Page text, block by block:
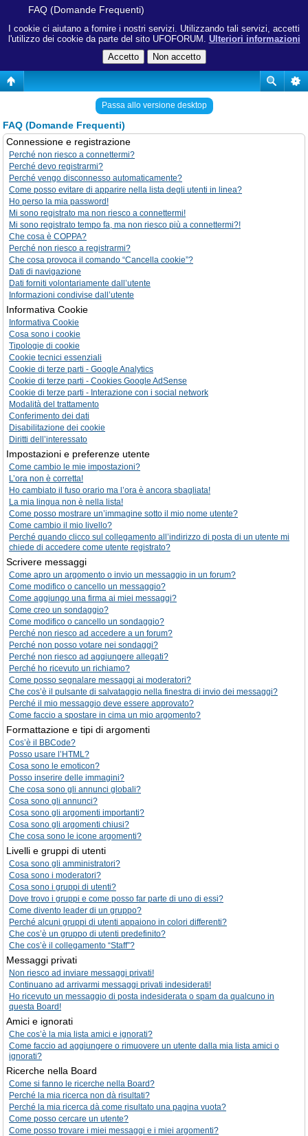
I cookie ci aiutano a fornire i nostri servizi. Utilizzando tali servizi, accetti
l'utilizzo dei cookie da parte del sito UFOFORUM. Ulteriori informazioni
FAQ (Domande Frequenti)
Passa allo versione desktop
FAQ (Domande Frequenti)
Connessione e registrazione
Perché non riesco a connettermi?
Perché devo registrarmi?
Perché vengo disconnesso automaticamente?
Come posso evitare di apparire nella lista degli utenti in linea?
Ho perso la mia password!
Mi sono registrato ma non riesco a connettermi!
Mi sono registrato tempo fa, ma non riesco più a connettermi?!
Che cosa è COPPA?
Perché non riesco a registrarmi?
Che cosa provoca il comando “Cancella cookie”?
Dati di navigazione
Dati forniti volontariamente dall’utente
Informazioni condivise dall’utente
Informativa Cookie
Informativa Cookie
Cosa sono i cookie
Tipologie di cookie
Cookie tecnici essenziali
Cookie di terze parti - Google Analytics
Cookie di terze parti - Cookies Google AdSense
Cookie di terze parti - Interazione con i social network
Modalità del trattamento
Conferimento dei dati
Disabilitazione dei cookie
Diritti dell’interessato
Impostazioni e preferenze utente
Come cambio le mie impostazioni?
L’ora non è corretta!
Ho cambiato il fuso orario ma l’ora è ancora sbagliata!
La mia lingua non è nella lista!
Come posso mostrare un’immagine sotto il mio nome utente?
Come cambio il mio livello?
Perché quando clicco sul collegamento all’indirizzo di posta di un utente mi
chiede di accedere come utente registrato?
Scrivere messaggi
Come apro un argomento o invio un messaggio in un forum?
Come modifico o cancello un messaggio?
Come aggiungo una firma ai miei messaggi?
Come creo un sondaggio?
Come modifico o cancello un sondaggio?
Perché non riesco ad accedere a un forum?
Perché non posso votare nei sondaggi?
Perché non riesco ad aggiungere allegati?
Perché ho ricevuto un richiamo?
Come posso segnalare messaggi ai moderatori?
Che cos’è il pulsante di salvataggio nella finestra di invio dei messaggi?
Perché il mio messaggio deve essere approvato?
Come faccio a spostare in cima un mio argomento?
Formattazione e tipi di argomenti
Cos’è il BBCode?
Posso usare l’HTML?
Cosa sono le emoticon?
Posso inserire delle immagini?
Che cosa sono gli annunci globali?
Cosa sono gli annunci?
Cosa sono gli argomenti importanti?
Cosa sono gli argomenti chiusi?
Che cosa sono le icone argomenti?
Livelli e gruppi di utenti
Cosa sono gli amministratori?
Cosa sono i moderatori?
Cosa sono i gruppi di utenti?
Dove trovo i gruppi e come posso far parte di uno di essi?
Come divento leader di un gruppo?
Perché alcuni gruppi di utenti appaiono in colori differenti?
Che cos’è un gruppo di utenti predefinito?
Che cos’è il collegamento “Staff”?
Messaggi privati
Non riesco ad inviare messaggi privati!
Continuano ad arrivarmi messaggi privati indesiderati!
Ho ricevuto un messaggio di posta indesiderata o spam da qualcuno in
questa Board!
Amici e ignorati
Che cos’è la mia lista amici e ignorati?
Come faccio ad aggiungere o rimuovere un utente dalla mia lista amici o
ignorati?
Ricerche nella Board
Come si fanno le ricerche nella Board?
Perché la mia ricerca non dà risultati?
Perché la mia ricerca dà come risultato una pagina vuota?
Come posso cercare un utente?
Come posso trovare i miei messaggi e i miei argomenti?